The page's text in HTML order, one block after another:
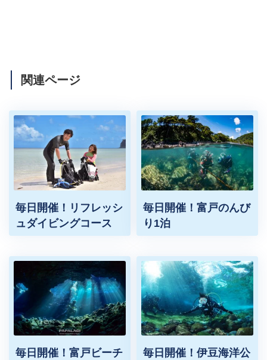
関連ページ
毎日開催！リフレッシ
ュダイビングコース
毎日開催！富戸のんび
り1泊
毎日開催！富戸ビーチ
毎日開催！伊豆海洋公